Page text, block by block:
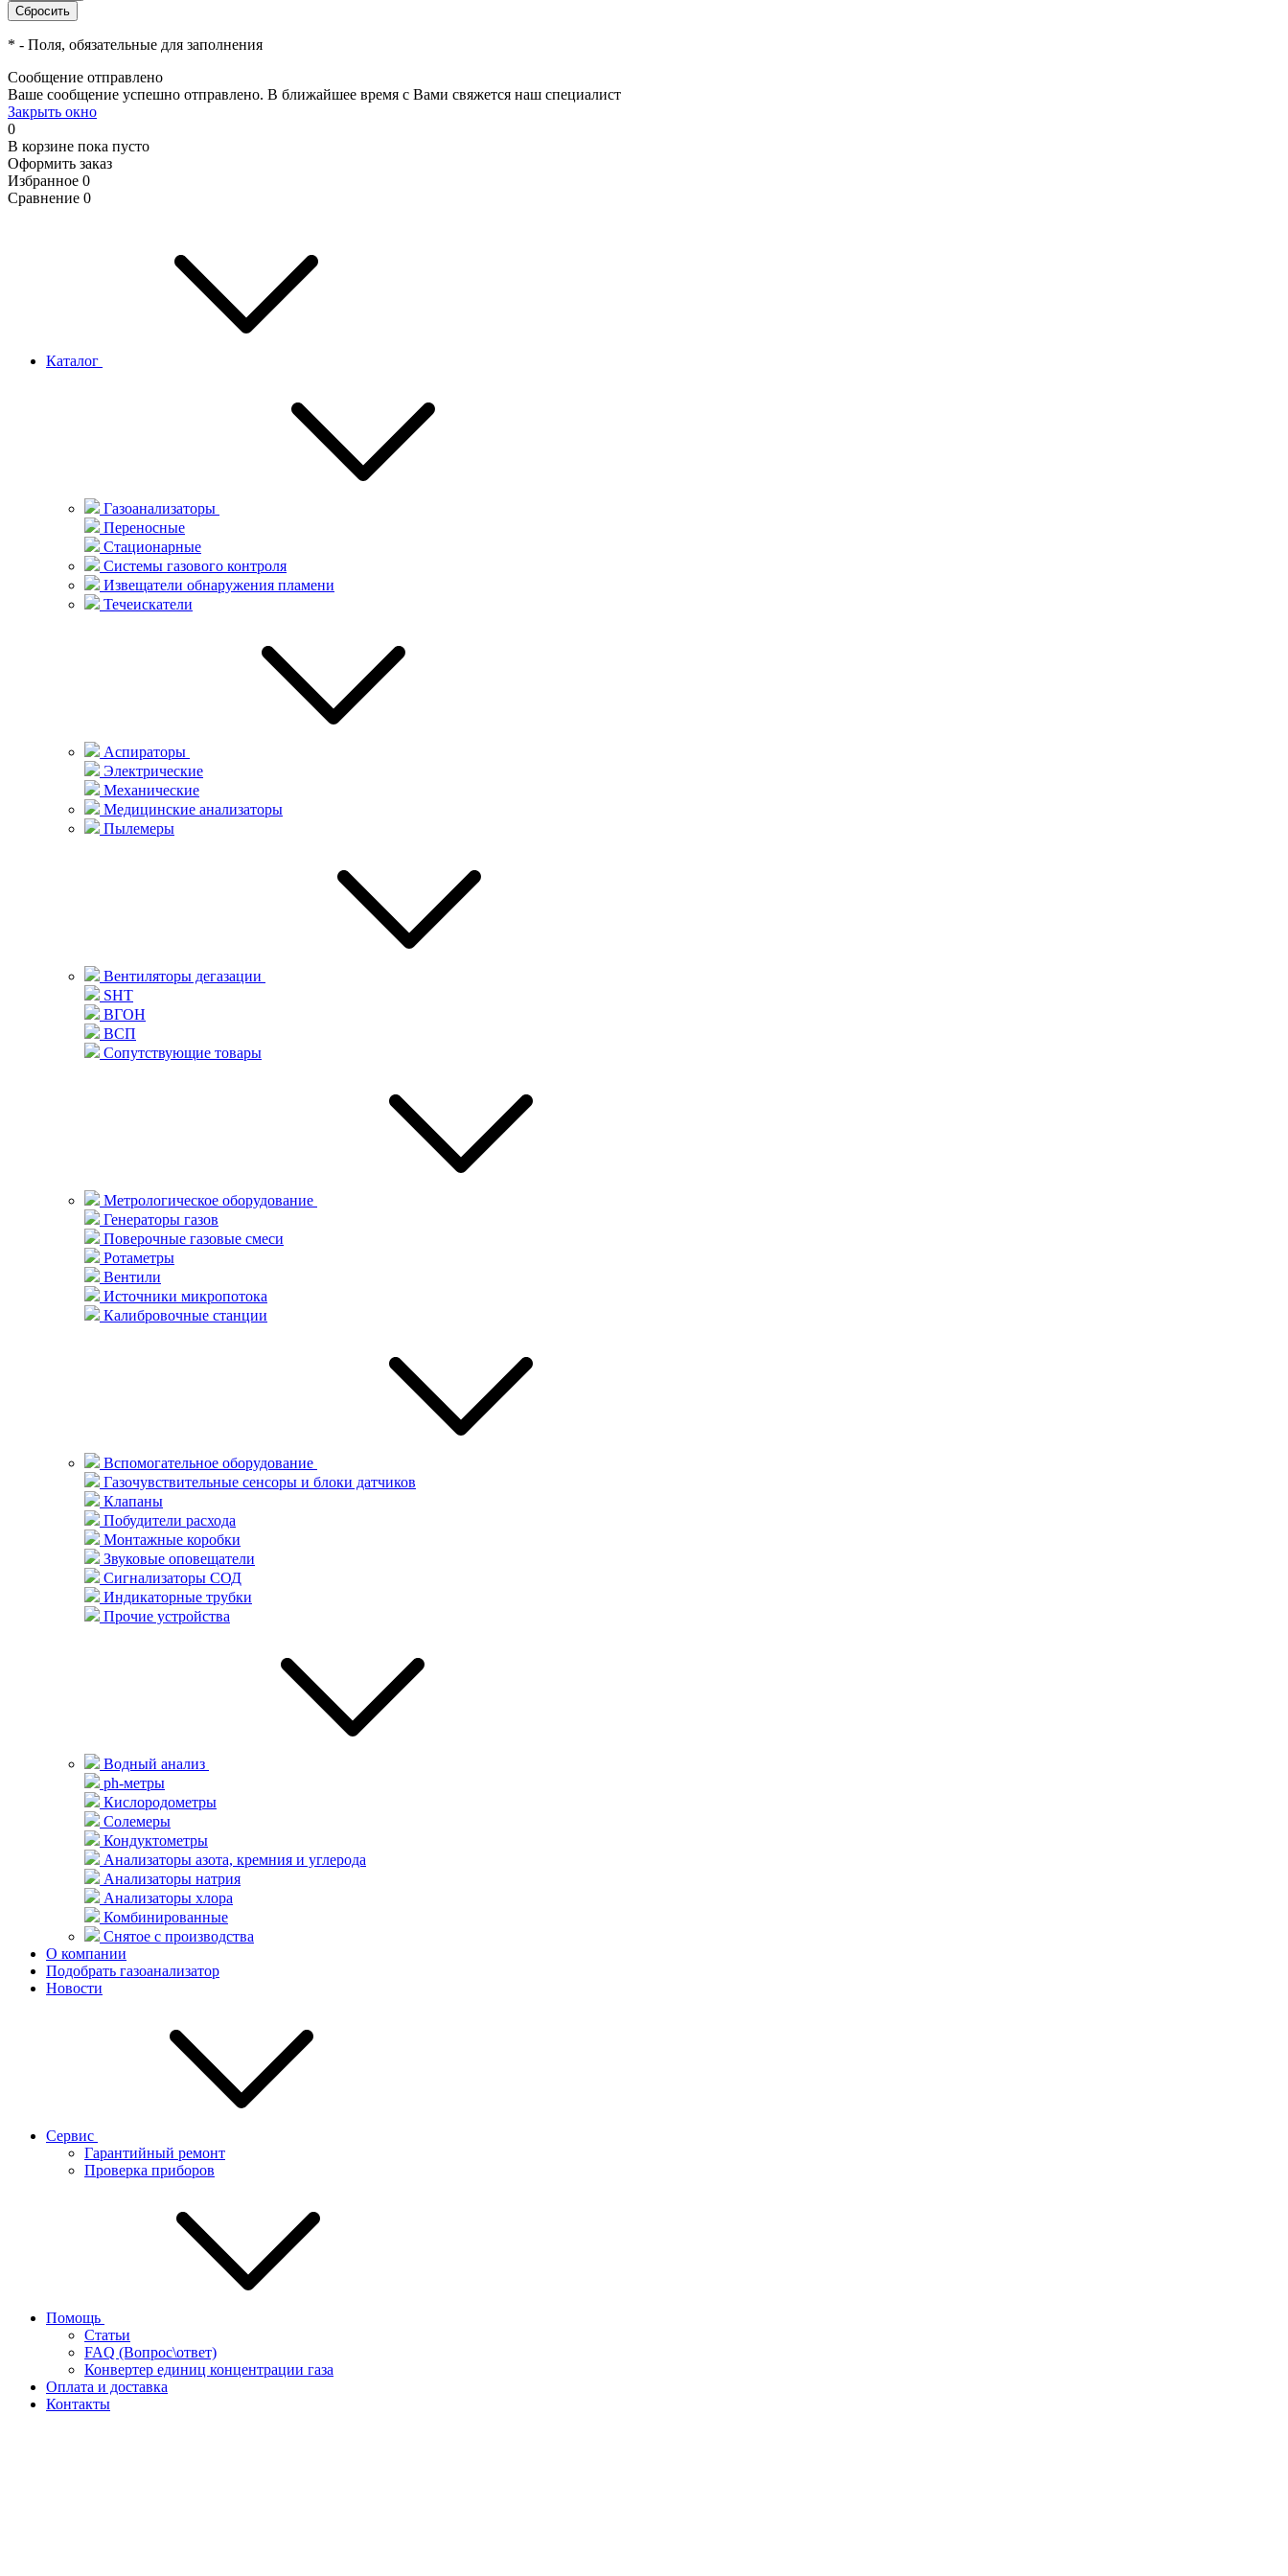
* - Поля, обязательные для заполнения
Сообщение отправлено
Ваше сообщение успешно отправлено. В ближайшее время с Вами свяжется наш специалист
Закрыть окно
0
В корзине пока пусто
Оформить заказ
Избранное 0
Сравнение 0
Каталог
Газоанализаторы
Переносные
Стационарные
Системы газового контроля
Извещатели обнаружения пламени
Течеискатели
Аспираторы
Электрические
Механические
Медицинские анализаторы
Пылемеры
Вентиляторы дегазации
SHT
ВГОН
ВСП
Сопутствующие товары
Метрологическое оборудование
Генераторы газов
Поверочные газовые смеси
Ротаметры
Вентили
Источники микропотока
Калибровочные станции
Вспомогательное оборудование
Газочувствительные сенсоры и блоки датчиков
Клапаны
Побудители расхода
Монтажные коробки
Звуковые оповещатели
Сигнализаторы СОД
Индикаторные трубки
Прочие устройства
Водный анализ
ph-метры
Кислородометры
Солемеры
Кондуктометры
Анализаторы азота, кремния и углерода
Анализаторы натрия
Анализаторы хлора
Комбинированные
Снятое с производства
О компании
Подобрать газоанализатор
Новости
Сервис
Гарантийный ремонт
Проверка приборов
Помощь
Статьи
FAQ (Вопрос\ответ)
Конвертер единиц концентрации газа
Оплата и доставка
Контакты